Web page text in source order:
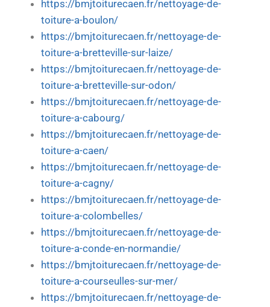
https://bmjtoiturecaen.fr/nettoyage-de-
toiture-a-boulon/
https://bmjtoiturecaen.fr/nettoyage-de-
toiture-a-bretteville-sur-laize/
https://bmjtoiturecaen.fr/nettoyage-de-
toiture-a-bretteville-sur-odon/
https://bmjtoiturecaen.fr/nettoyage-de-
toiture-a-cabourg/
https://bmjtoiturecaen.fr/nettoyage-de-
toiture-a-caen/
https://bmjtoiturecaen.fr/nettoyage-de-
toiture-a-cagny/
https://bmjtoiturecaen.fr/nettoyage-de-
toiture-a-colombelles/
https://bmjtoiturecaen.fr/nettoyage-de-
toiture-a-conde-en-normandie/
https://bmjtoiturecaen.fr/nettoyage-de-
toiture-a-courseulles-sur-mer/
https://bmjtoiturecaen.fr/nettoyage-de-